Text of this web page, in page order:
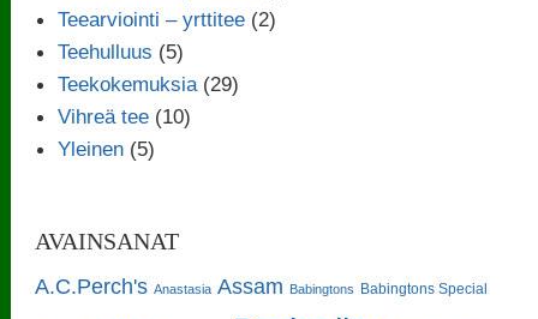
Teearviointi – yrttitee (2)
Teehulluus (5)
Teekokemuksia (29)
Vihreä tee (10)
Yleinen (5)
AVAINSANAT
A.C.Perch's Anastasia Assam Babingtons Babingtons Special